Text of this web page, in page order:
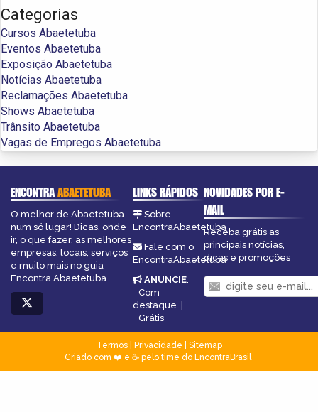
Categorias
Cursos Abaetetuba
Eventos Abaetetuba
Exposição Abaetetuba
Notícias Abaetetuba
Reclamações Abaetetuba
Shows Abaetetuba
Trânsito Abaetetuba
Vagas de Empregos Abaetetuba
ENCONTRAABAETETUBA
O melhor de Abaetetuba
num só lugar! Dicas, onde
ir, o que fazer, as melhores
empresas, locais, serviços
e muito mais no guia
Encontra Abaetetuba.
LINKS RÁPIDOS
Sobre
EncontraAbaetetuba
Fale com o
EncontraAbaetetuba
ANUNCIE:
Com
destaque |
Grátis
NOVIDADES POR E-
MAIL
Receba grátis as
principais notícias,
dicas e promoções
Termos| Privacidade
Sitemap
Criado com ❤️ e ☕ pelo time do EncontraBrasil